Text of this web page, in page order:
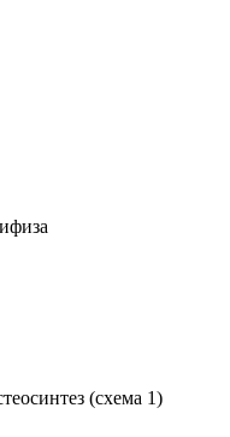
(схема 1)